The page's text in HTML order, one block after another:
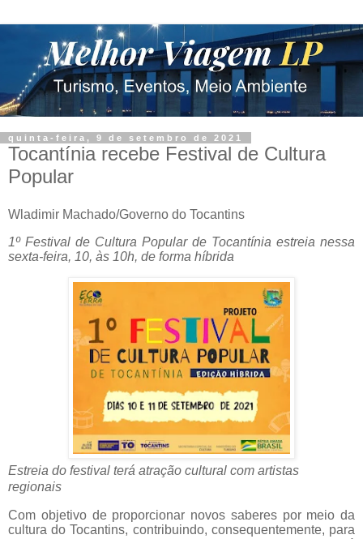
quinta-feira, 9 de setembro de 2021
Tocantínia recebe Festival de Cultura
Popular
Wladimir Machado/Governo do Tocantins
1º Festival de Cultura Popular de Tocantínia estreia nessa
sexta-feira, 10, às 10h, de forma híbrida
Estreia do festival terá atração cultural com artistas
regionais
Com objetivo de proporcionar novos saberes por meio da
cultura do Tocantins, contribuindo, consequentemente, para